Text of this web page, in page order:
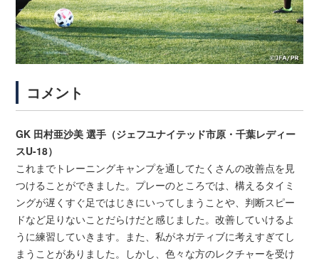
コメント
GK 田村亜沙美 選手（ジェフユナイテッド市原・千葉レディー
スU-18）
これまでトレーニングキャンプを通してたくさんの改善点を見
つけることができました。プレーのところでは、構えるタイミ
ングが遅くすぐ足ではじきにいってしまうことや、判断スピー
ドなど足りないことだらけだと感じました。改善していけるよ
うに練習していきます。また、私がネガティブに考えすぎてし
まうことがありました。しかし、色々な方のレクチャーを受け